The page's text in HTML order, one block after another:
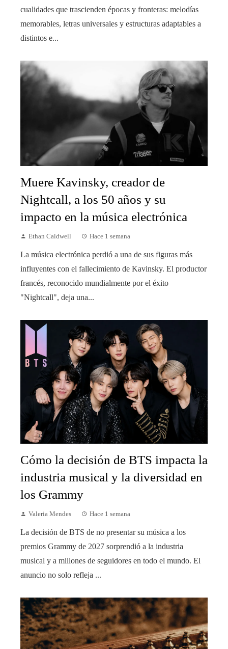
cualidades que trascienden épocas y fronteras: melodías
memorables, letras universales y estructuras adaptables a
distintos e...
Muere Kavinsky, creador de
Nightcall, a los 50 años y su
impacto en la música electrónica
Ethan Caldwell Hace 1 semana
La música electrónica perdió a una de sus figuras más
influyentes con el fallecimiento de Kavinsky. El productor
francés, reconocido mundialmente por el éxito
"Nightcall", deja una...
Cómo la decisión de BTS impacta la
industria musical y la diversidad en
los Grammy
Valeria Mendes Hace 1 semana
La decisión de BTS de no presentar su música a los
premios Grammy de 2027 sorprendió a la industria
musical y a millones de seguidores en todo el mundo. El
anuncio no solo refleja ...